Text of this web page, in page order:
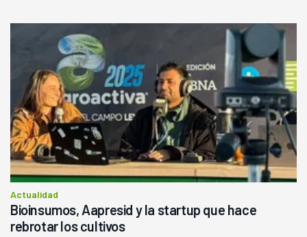
Actualidad
Bioinsumos, Aapresid y la startup que hace
rebrotar los cultivos